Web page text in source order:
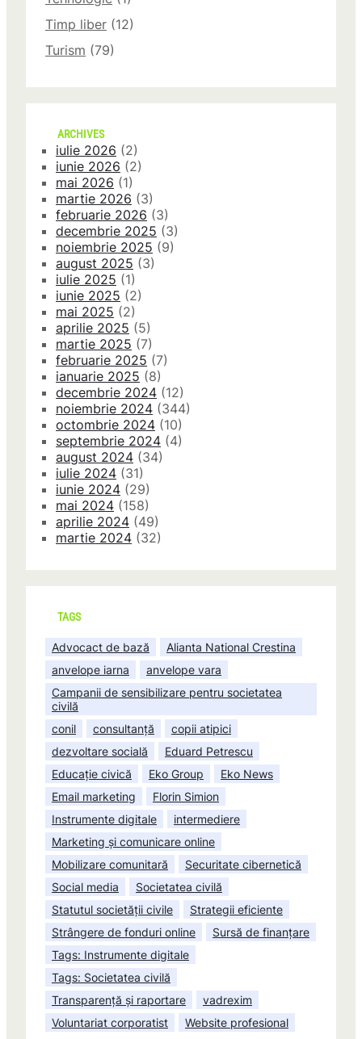
Timp liber (12)
Turism (79)
ARCHIVES
iulie 2026 (2)
iunie 2026 (2)
mai 2026 (1)
martie 2026 (3)
februarie 2026 (3)
decembrie 2025 (3)
noiembrie 2025 (9)
august 2025 (3)
iulie 2025 (1)
iunie 2025 (2)
mai 2025 (2)
aprilie 2025 (5)
martie 2025 (7)
februarie 2025 (7)
ianuarie 2025 (8)
decembrie 2024 (12)
noiembrie 2024 (344)
octombrie 2024 (10)
septembrie 2024 (4)
august 2024 (34)
iulie 2024 (31)
iunie 2024 (29)
mai 2024 (158)
aprilie 2024 (49)
martie 2024 (32)
TAGS
Advocact de bază
Alianta National Crestina
anvelope iarna
anvelope vara
Campanii de sensibilizare pentru societatea
civilă
conil
consultanță
copii atipici
dezvoltare socială
Eduard Petrescu
Educație civică
Eko Group
Eko News
Email marketing
Florin Simion
Instrumente digitale
intermediere
Marketing și comunicare online
Mobilizare comunitară
Securitate cibernetică
Social media
Societatea civilă
Statutul societății civile
Strategii eficiente
Strângere de fonduri online
Sursă de finanțare
Tags: Instrumente digitale
Tags: Societatea civilă
Transparență și raportare
vadrexim
Voluntariat corporatist
Website profesional